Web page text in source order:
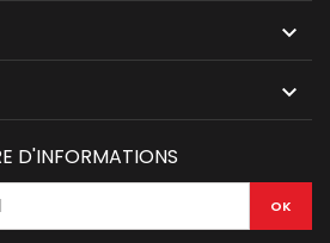


D'INFORMATIONS